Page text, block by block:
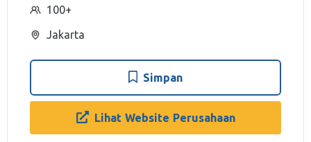
100+
Jakarta
Simpan
Lihat Website Perusahaan